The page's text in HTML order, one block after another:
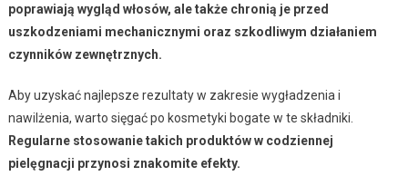
poprawiają wygląd włosów, ale także chronią je przed
uszkodzeniami mechanicznymi oraz szkodliwym działaniem
czynników zewnętrznych.
Aby uzyskać najlepsze rezultaty w zakresie wygładzenia i
nawilżenia, warto sięgać po kosmetyki bogate w te składniki.
Regularne stosowanie takich produktów w codziennej
pielęgnacji przynosi znakomite efekty.